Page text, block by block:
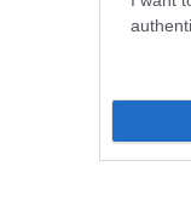
arrangeres.
etapper
med